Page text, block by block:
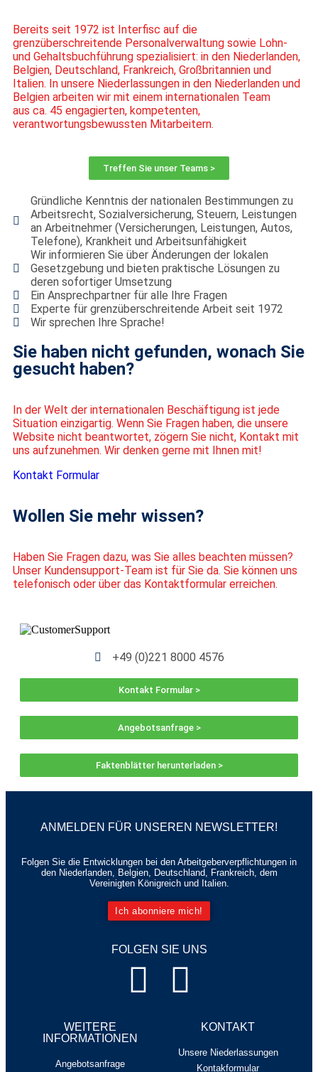
Bereits seit 1972 ist Interfisc auf die
grenzüberschreitende Personalverwaltung sowie Lohn-
und Gehaltsbuchführung spezialisiert: in den Niederlanden,
Belgien, Deutschland, Frankreich, Großbritannien und
Italien. In unsere Niederlassungen in den Niederlanden und
Belgien arbeiten wir mit einem internationalen Team
aus ca. 45 engagierten, kompetenten,
verantwortungsbewussten Mitarbeitern.
Treffen Sie unser Teams >
Gründliche Kenntnis der nationalen Bestimmungen zu
Arbeitsrecht, Sozialversicherung, Steuern, Leistungen
an Arbeitnehmer (Versicherungen, Leistungen, Autos,
Telefone), Krankheit und Arbeitsunfähigkeit
Wir informieren Sie über Änderungen der lokalen
Gesetzgebung und bieten praktische Lösungen zu
deren sofortiger Umsetzung
Ein Ansprechpartner für alle Ihre Fragen
Experte für grenzüberschreitende Arbeit seit 1972
Wir sprechen Ihre Sprache!
Wollen Sie mehr wissen?
Haben Sie Fragen dazu, was Sie alles beachten müssen?
Unser Kundensupport-Team ist für Sie da. Sie können uns
telefonisch oder über das Kontaktformular erreichen.
+49 (0)221 8000 4576
Kontakt Formular >
Angebotsanfrage >
Faktenblätter herunterladen >
Sie haben nicht gefunden, wonach Sie
gesucht haben?
In der Welt der internationalen Beschäftigung ist jede
Situation einzigartig. Wenn Sie Fragen haben, die unsere
Website nicht beantwortet, zögern Sie nicht, Kontakt mit
uns aufzunehmen. Wir denken gerne mit Ihnen mit!
Kontakt Formular
KONTAKT
Unsere Niederlassungen
Kontakformular
WEITERE
INFORMATIONEN
Angebotsanfrage
FOLGEN SIE UNS
ANMELDEN FÜR UNSEREN NEWSLETTER!
Folgen Sie die Entwicklungen bei den Arbeitgeberverpflichtungen in
den Niederlanden, Belgien, Deutschland, Frankreich, dem
Vereinigten Königreich und Italien.
Ich abonniere mich!